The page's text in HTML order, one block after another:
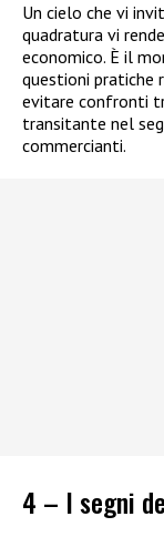
Un cielo che vi
quadratura vi
economico. È il
questioni pratiche
evitare confronti
transitante nel
commercianti.
4 – I segni